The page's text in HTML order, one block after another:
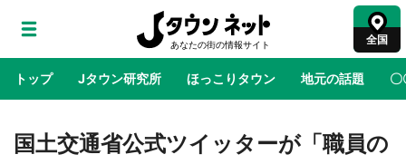
全国
トップ Jタウン研究所 ほっこりタウン 地元の話題 〇
地域×二次元 絶景 あの時はありがとう 物語がはじ
国土交通省公式ツイッターが「職員の